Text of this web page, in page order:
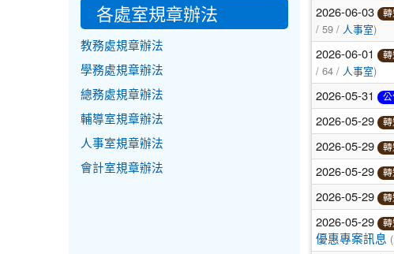
2026-06-03 轉
/ 59 / 人事室)
2026-06-01 轉
/ 64 / 人事室)
2026-05-31 公
2026-05-29 轉
2026-05-29 轉
2026-05-29 轉
2026-05-29 轉
2026-05-29 轉
優惠專案訊息 (
各處室規章辦法
教務處規章辦法
學務處規章辦法
總務處規章辦法
輔導室規章辦法
人事室規章辦法
會計室規章辦法